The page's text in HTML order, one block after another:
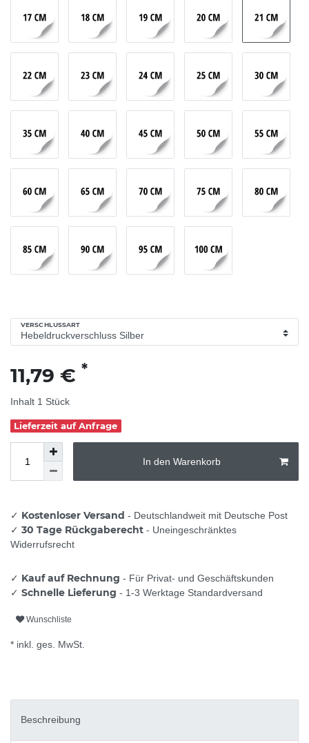
VERSCHLUSSART
11,79 € *
Inhalt 1 Stück
Lieferzeit auf Anfrage
In den Warenkorb
✓ Kostenloser Versand - Deutschlandweit mit Deutsche Post
✓ 30 Tage Rückgaberecht - Uneingeschränktes
Widerrufsrecht
✓ Kauf auf Rechnung - Für Privat- und Geschäftskunden
✓ Schnelle Lieferung - 1-3 Werktage Standardversand
Wunschliste
* inkl. ges. MwSt.
Beschreibung